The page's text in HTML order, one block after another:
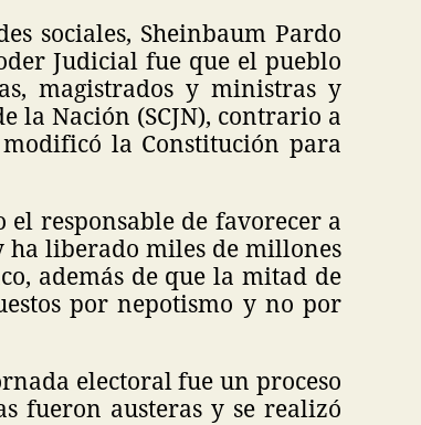
sociales, Sheinbaum Pardo
Judicial fue que el pueblo
magistrados y ministras y
la Nación (SCJN), contrario a
la Constitución para
responsable de favorecer a
liberado miles de millones
además de que la mitad de
por nepotismo y no por
electoral fue un proceso
fueron austeras y se realizó